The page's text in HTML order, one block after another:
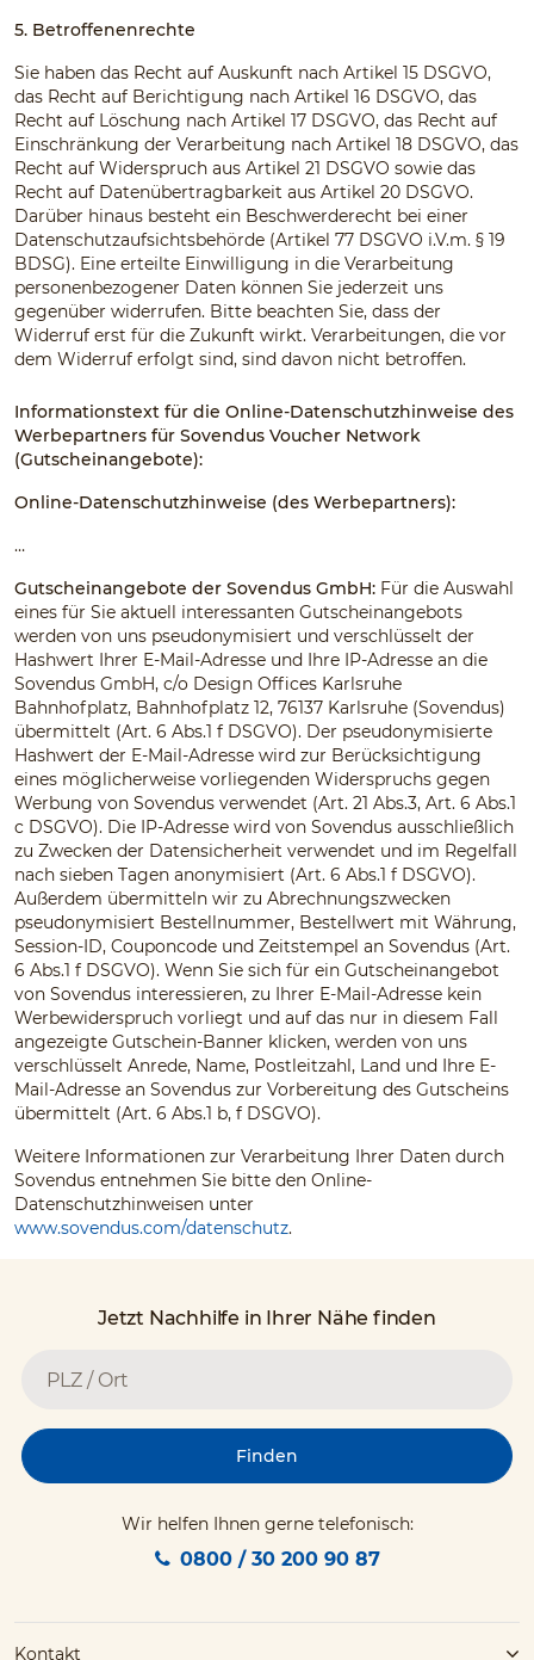
5. Betroffenenrechte
Sie haben das Recht auf Auskunft nach Artikel 15 DSGVO,
das Recht auf Berichtigung nach Artikel 16 DSGVO, das
Recht auf Löschung nach Artikel 17 DSGVO, das Recht auf
Einschränkung der Verarbeitung nach Artikel 18 DSGVO, das
Recht auf Widerspruch aus Artikel 21 DSGVO sowie das
Recht auf Datenübertragbarkeit aus Artikel 20 DSGVO.
Darüber hinaus besteht ein Beschwerderecht bei einer
Datenschutzaufsichtsbehörde (Artikel 77 DSGVO i.V.m. § 19
BDSG). Eine erteilte Einwilligung in die Verarbeitung
personenbezogener Daten können Sie jederzeit uns
gegenüber widerrufen. Bitte beachten Sie, dass der
Widerruf erst für die Zukunft wirkt. Verarbeitungen, die vor
dem Widerruf erfolgt sind, sind davon nicht betroffen.
Informationstext für die Online-Datenschutzhinweise des
Werbepartners für Sovendus Voucher Network
(Gutscheinangebote):
Online-Datenschutzhinweise (des Werbepartners):
…
Gutscheinangebote der Sovendus GmbH: Für die Auswahl
eines für Sie aktuell interessanten Gutscheinangebots
werden von uns pseudonymisiert und verschlüsselt der
Hashwert Ihrer E-Mail-Adresse und Ihre IP-Adresse an die
Sovendus GmbH, c/o Design Offices Karlsruhe
Bahnhofplatz, Bahnhofplatz 12, 76137 Karlsruhe (Sovendus)
übermittelt (Art. 6 Abs.1 f DSGVO). Der pseudonymisierte
Hashwert der E-Mail-Adresse wird zur Berücksichtigung
eines möglicherweise vorliegenden Widerspruchs gegen
Werbung von Sovendus verwendet (Art. 21 Abs.3, Art. 6 Abs.1
c DSGVO). Die IP-Adresse wird von Sovendus ausschließlich
zu Zwecken der Datensicherheit verwendet und im Regelfall
nach sieben Tagen anonymisiert (Art. 6 Abs.1 f DSGVO).
Außerdem übermitteln wir zu Abrechnungszwecken
pseudonymisiert Bestellnummer, Bestellwert mit Währung,
Session-ID, Couponcode und Zeitstempel an Sovendus (Art.
6 Abs.1 f DSGVO). Wenn Sie sich für ein Gutscheinangebot
von Sovendus interessieren, zu Ihrer E-Mail-Adresse kein
Werbewiderspruch vorliegt und auf das nur in diesem Fall
angezeigte Gutschein-Banner klicken, werden von uns
verschlüsselt Anrede, Name, Postleitzahl, Land und Ihre E-
Mail-Adresse an Sovendus zur Vorbereitung des Gutscheins
übermittelt (Art. 6 Abs.1 b, f DSGVO).
Weitere Informationen zur Verarbeitung Ihrer Daten durch
Sovendus entnehmen Sie bitte den Online-
Datenschutzhinweisen unter
www.sovendus.com/datenschutz.
Jetzt Nachhilfe in Ihrer Nähe finden
Finden
Wir helfen Ihnen gerne telefonisch:
0800 / 30 200 90 87
Kontakt